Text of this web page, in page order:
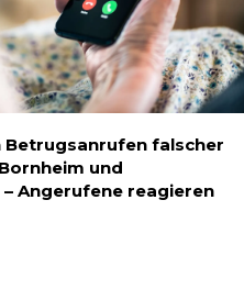
Betrugsanrufen falscher
und
Angerufene reagieren